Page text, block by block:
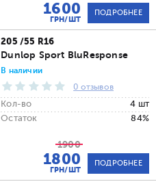
1600
ГРН/ШТ
ПОДРОБНЕЕ
205 /55 R16
Dunlop Sport BluResponse
В наличии
0 отзывов
Кол-во
4 шт
Остаток
84%
1900
1800
ГРН/ШТ
ПОДРОБНЕЕ